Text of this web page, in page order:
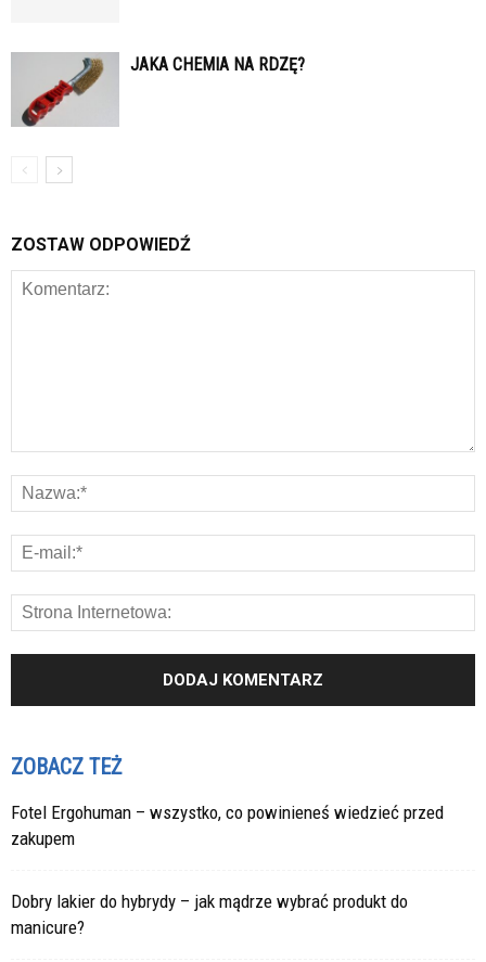
JAKA CHEMIA NA RDZĘ?
ZOSTAW ODPOWIEDŹ
ZOBACZ TEŻ
Fotel Ergohuman – wszystko, co powinieneś wiedzieć przed
zakupem
Dobry lakier do hybrydy – jak mądrze wybrać produkt do
manicure?